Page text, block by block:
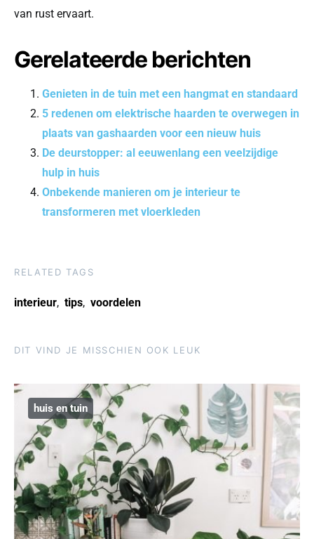
van rust ervaart.
Gerelateerde berichten
Genieten in de tuin met een hangmat en standaard
5 redenen om elektrische haarden te overwegen in
plaats van gashaarden voor een nieuw huis
De deurstopper: al eeuwenlang een veelzijdige
hulp in huis
Onbekende manieren om je interieur te
transformeren met vloerkleden
RELATED TAGS
interieur, tips, voordelen
DIT VIND JE MISSCHIEN OOK LEUK
huis en tuin